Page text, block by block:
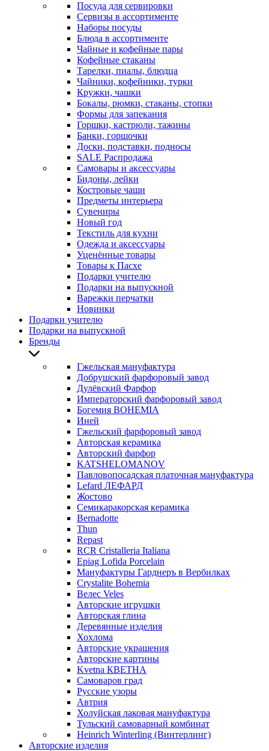
Посуда для сервировки
Сервизы в ассортименте
Наборы посуды
Блюда в ассортименте
Чайные и кофейные пары
Кофейные стаканы
Тарелки, пиалы, блюдца
Чайники, кофейники, турки
Кружки, чашки
Бокалы, рюмки, стаканы, стопки
Формы для запекания
Горшки, кастрюли, тажины
Банки, горшочки
Доски, подставки, подносы
SALE Распродажа
Самовары и аксессуары
Бидоны, лейки
Костровые чаши
Предметы интерьера
Сувениры
Новый год
Текстиль для кухни
Одежда и аксессуары
Уценённые товары
Товары к Пасхе
Подарки учителю
Подарки на выпускной
Варежки перчатки
Новинки
Подарки учителю
Подарки на выпускной
Бренды
Гжельская мануфактура
Добрушский фарфоровый завод
Дулёвский Фарфор
Императорский фарфоровый завод
Богемия BOHEMIA
Иней
Гжельский фарфоровый завод
Авторская керамика
Авторский фарфор
KATSHELOMANOV
Павловопосадская платочная мануфактура
Lefard ЛЕФАРД
Жостово
Семикаракорская керамика
Bernadotte
Thun
Repast
RCR Cristalleria Italiana
Epiag Lofida Porcelain
Мануфактуры Гарднеръ в Вербилках
Crystalite Bohemia
Велес Veles
Авторские игрушки
Авторская глина
Деревянные изделия
Хохлома
Авторские украшения
Авторские картины
Kvetna КВЕТНА
Самоваров град
Русские узоры
Автрия
Холуйская лаковая мануфактура
Тульский самоварный комбинат
Heinrich Winterling (Винтерлинг)
Авторские изделия